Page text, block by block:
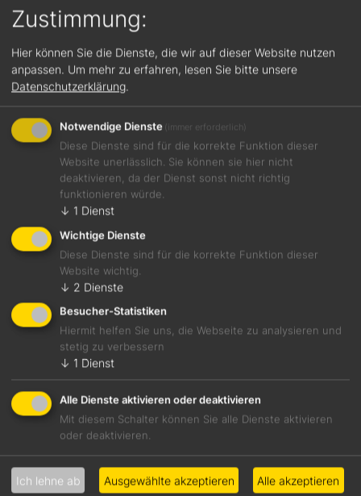
Jetzt teilen
Kandiert, warm und nussig, mit Noten von gebrannter
Fruchtbetont und raumnehmend, fest und reif.
Foodpairing-Empfehlung
Weinart
Geschmack
Restzucker
Zustimmung:
Hier können Sie die Dienste, die wir auf dieser Website nutzen
anpassen. Um mehr zu erfahren, lesen Sie bitte unsere
Datenschutzerklärung
Notwendige Dienste (immer erforderlich)
Diese Dienste sind für die korrekte Funktion dieser
Website unerlässlich. Sie können sie hier nicht
deaktivieren, da der Dienst sonst nicht richtig
funktionieren würde.
↓ 1 Dienst
Wichtige Dienste
Diese Dienste sind für die korrekte Funktion dieser
Website wichtig.
↓ 2 Dienste
Besucher-Statistiken
Hiermit helfen Sie uns, die Webseite zu analysieren und
stetig zu verbessern
↓ 1 Dienst
Alle Dienste aktivieren oder deaktivieren
Mit diesem Schalter können Sie alle Dienste aktivieren
oder deaktivieren.
Ich lehne ab Ausgewählte akzeptieren Alle akzeptieren